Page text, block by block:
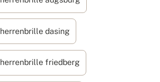
herrenbrille dasing
herrenbrille friedberg